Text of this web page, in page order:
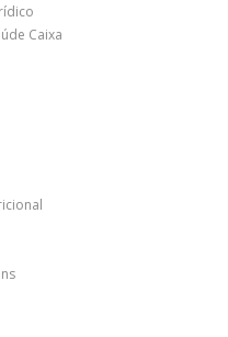
Caixa